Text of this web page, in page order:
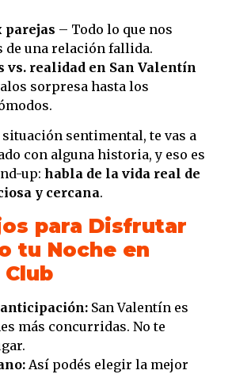
parejas – Todo lo que nos
de una relación fallida.
vs. realidad en San Valentín
sorpresa hasta los
sentimental, te vas a
con alguna historia, y eso es
up: habla de la vida real de
y cercana.
para Disfrutar
tu Noche en
Club
San Valentín es
más concurridas. No te
Así podés elegir la mejor